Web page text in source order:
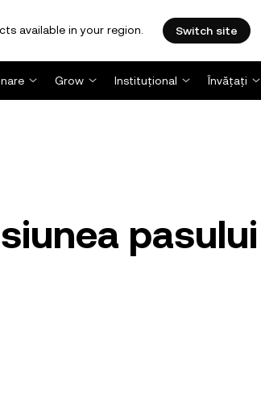
available in your region. Switch site
Grow Instituțional Învățați